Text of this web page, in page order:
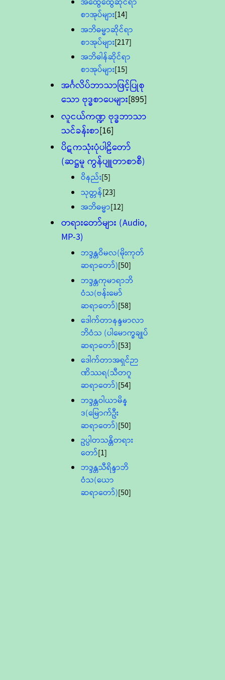
စာအုပ်များ[14]
အဘိဓမ္မာဆိုင်ရာ
စာအုပ်များ[217]
အဘိဓါန်ဆိုင်ရာ
စာအုပ်များ[15]
အင်္ဂလိပ်ဘာသာဖြင့်ပြုစု
သော ဗုဒ္ဓစာပေများ[895]
လူငယ်ကဏ္ဍ ဗုဒ္ဓဘာသာ
သင်ခန်းစာ[16]
ပိဋကသုံးပုံပါဠိတော်
(ဆဋ္ဌမူ ကွန်ပျူတာစာစီ)
ဝိနည်း[5]
သုတ္တန်[23]
အဘိဓမ္မာ[12]
တရားတော်များ (Audio,
MP-3)
ဘဒ္ဒန္တဝိမလ(မိုးကုတ်
ဆရာတော်)[50]
ဘဒ္ဒန္တကုမာရာဘိ
ဝံသ(ဗန်းမော်
ဆရာတော်)[58]
ဒေါက်တာနန္ဒမာလာ
ဘိဝံသ (ပါမောက္ခချုပ်
ဆရာတော်)[53]
ဒေါက်တာအရှင်ဉာ
ဏိဿရ(သီတဂူ
ဆရာတော်)[54]
ဘဒ္ဒန္တဝါယာမိန္
ဒ(မြောက်ဦး
ဆရာတော်)[50]
ဥပ္ပါတသန္တိတရား
တော်[1]
ဘဒ္ဒန္တသီရိန္ဒာဘိ
ဝံသ(ယော
ဆရာတော်)[50]